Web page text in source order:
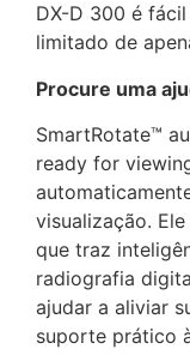
DX-D 300 é
limitado de
Procure uma
SmartRotate™
ready for
visualização.
que traz
radiografia
ajudar a aliviar
suporte prático